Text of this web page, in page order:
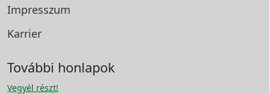
Impresszum
Karrier
További honlapok
Vegyél részt!